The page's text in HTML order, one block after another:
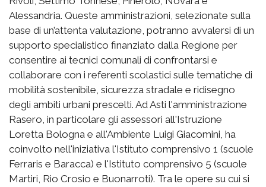
Alessandria. Queste amministrazioni, selezionate sulla
base di un’attenta valutazione, potranno avvalersi di un
supporto specialistico finanziato dalla Regione per
consentire ai tecnici comunali di confrontarsi e
collaborare con i referenti scolastici sulle tematiche di
mobilità sostenibile, sicurezza stradale e ridisegno
degli ambiti urbani prescelti. Ad Asti l'amministrazione
Rasero, in particolare gli assessori all'Istruzione
Loretta Bologna e all'Ambiente Luigi Giacomini, ha
coinvolto nell'iniziativa l'Istituto comprensivo 1 (scuole
Ferraris e Baracca) e l'Istituto comprensivo 5 (scuole
Martiri, Rio Crosio e Buonarroti). Tra le opere su cui si